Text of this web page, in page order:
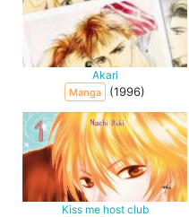
Akari
Manga (1996)
Kiss me host club